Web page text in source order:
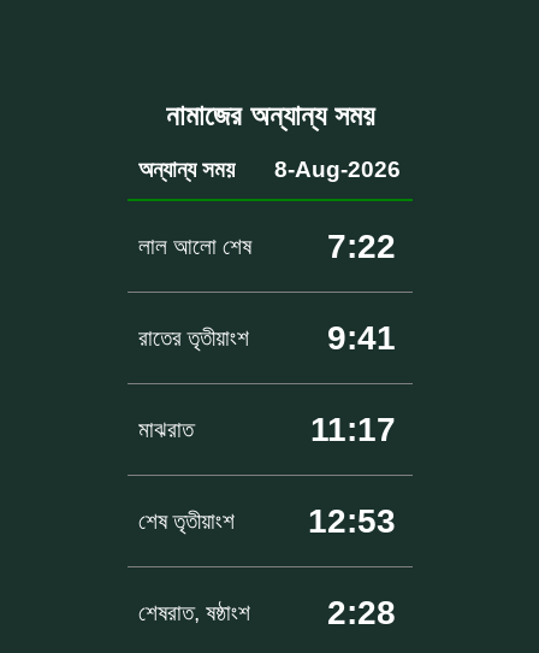
নামাজের অন্যান্য সময়
অন্যান্য সময় 8-Aug-2026
লাল আলো শেষ 7:22
রাতের তৃতীয়াংশ 9:41
মাঝরাত 11:17
শেষ তৃতীয়াংশ 12:53
শেষরাত, ষষ্ঠাংশ 2:28